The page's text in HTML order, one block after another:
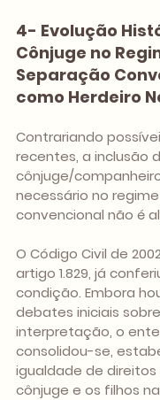
4- Evolução
Cônjuge no
Separação
como Herdeiro
Contrariando
recentes, a inclusão
cônjuge/
necessário no
convencional não é
O Código Civil de
artigo 1.829, já
condição. Embora
debates iniciais
interpretação, o
consolidou-se,
igualdade de
cônjuge e os filhos